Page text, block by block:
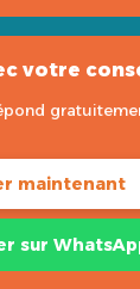
votre
maintenant
sur